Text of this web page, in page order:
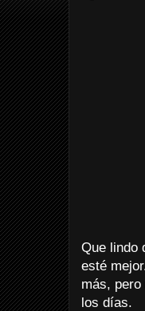
Que lindo
esté
más, pero
los días.